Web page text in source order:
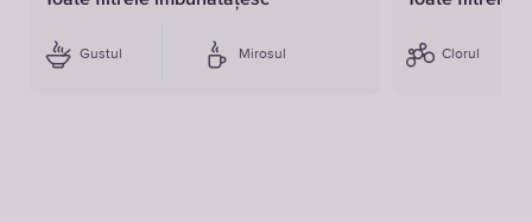
Gustul Mirosul Clorul